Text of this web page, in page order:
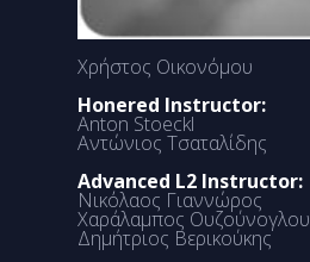
Χρήστος Οικονόμου
Honered Instructor:
Anton Stoeckl
Αντώνιος Τσαταλίδης
Advanced L2 Instructor:
Νικόλαος Γιαννώρος
Χαράλαμπος Ουζούνογλου
Δημήτριος Βερικούκης